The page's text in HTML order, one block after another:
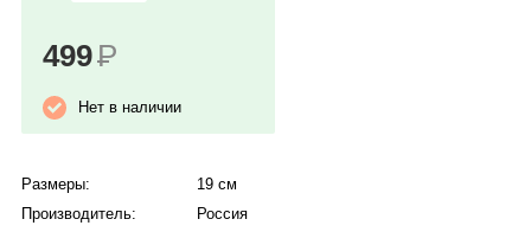
499Р
Нет в наличии
Размеры:
19 см
Производитель:
Россия